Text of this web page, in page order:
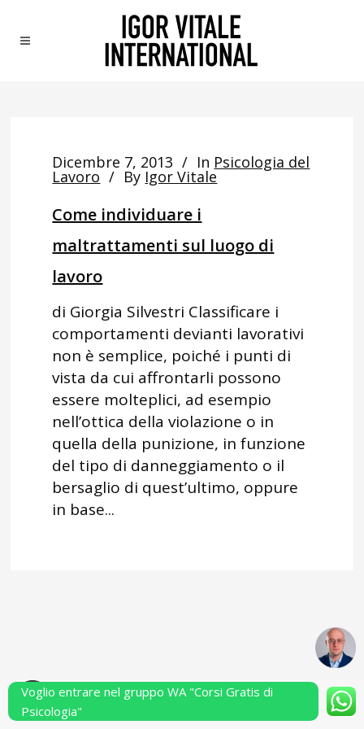
Dicembre 7, 2013 In Psicologia del
Lavoro By Igor Vitale
Come individuare i
maltrattamenti sul luogo di
lavoro
di Giorgia Silvestri Classificare i
comportamenti devianti lavorativi
non è semplice, poiché i punti di
vista da cui affrontarli possono
essere molteplici, ad esempio
nell’ottica della violazione o in
quella della punizione, in funzione
del tipo di danneggiamento o il
bersaglio di quest’ultimo, oppure
in base...
Powered by Performarsi S.a.s.
Voglio entrare nel gruppo WA "Corsi Gratis di
Psicologia"